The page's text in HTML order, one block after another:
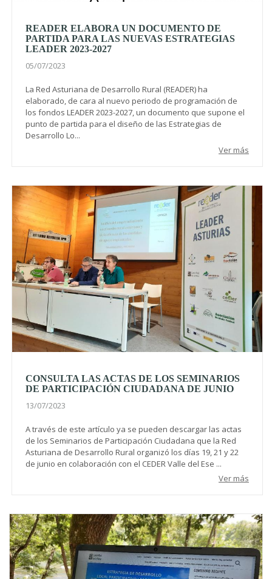
READER ELABORA UN DOCUMENTO DE
PARTIDA PARA LAS NUEVAS ESTRATEGIAS
LEADER 2023-2027
05/07/2023
La Red Asturiana de Desarrollo Rural (READER) ha
elaborado, de cara al nuevo periodo de programación de
los fondos LEADER 2023-2027, un documento que supone el
punto de partida para el diseño de las Estrategias de
Desarrollo Lo...
Ver más
CONSULTA LAS ACTAS DE LOS SEMINARIOS
DE PARTICIPACIÓN CIUDADANA DE JUNIO
13/07/2023
A través de este artículo ya se pueden descargar las actas
de los Seminarios de Participación Ciudadana que la Red
Asturiana de Desarrollo Rural organizó los días 19, 21 y 22
de junio en colaboración con el CEDER Valle del Ese ...
Ver más